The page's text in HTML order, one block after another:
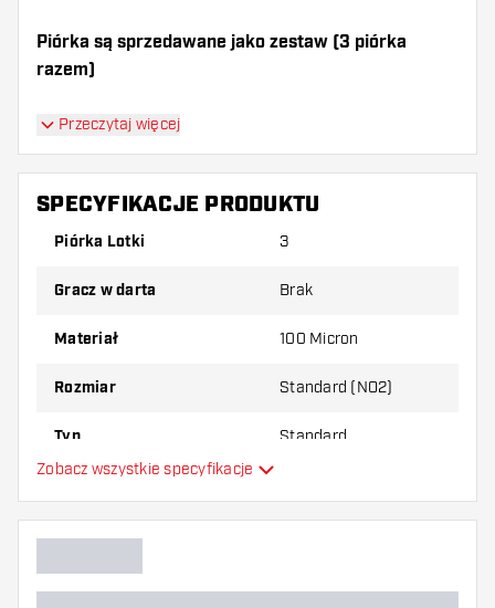
Piórka są sprzedawane jako zestaw (3 piórka
razem)
Dartshopper tip!
Upewnij się, że masz pod ręką dużo piórek i
shaftów. Mogą one zostać uszkodzone lub
Wypróbuj inny kształt, materiał lub grubość
najbardziej Ci odpowiada!
Przeczytaj więcej
SPECYFIKACJE PRODUKTU
Piórka Lotki 3
Gracz w darta Brak
Materiał 100 Micron
Rozmiar Standard (NO2)
Typ Standard
Główny kolor
Zobacz wszystkie specyfikacje